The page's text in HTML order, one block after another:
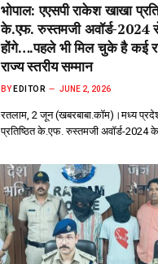
भोपाल: एएसपी राकेश‌ खाखा
के.एफ. रुस्तमजी अवॉर्ड-2024
होंगे….पहले भी मिल चुके है कई
राज्य स्तरीय सम्मान
BY EDITOR JUNE 2, 2026
रतलाम, 2 जून (खबरबाबा.कॉम)।मध्य
प्रतिष्ठित के.एफ. रुस्तमजी अवॉर्ड-2024